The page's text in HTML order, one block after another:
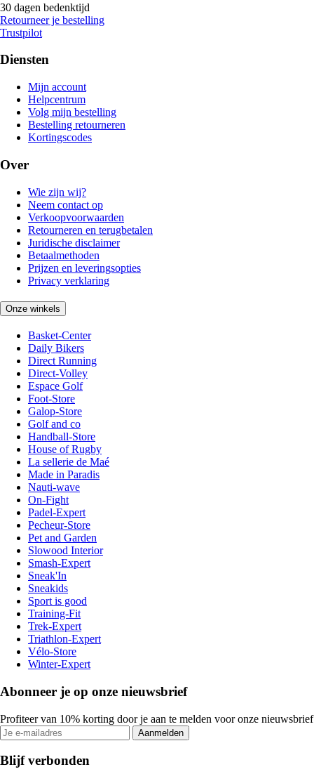
30 dagen bedenktijd
Retourneer je bestelling
Trustpilot
Diensten
Mijn account
Helpcentrum
Volg mijn bestelling
Bestelling retourneren
Kortingscodes
Over
Wie zijn wij?
Neem contact op
Verkoopvoorwaarden
Retourneren en terugbetalen
Juridische disclaimer
Betaalmethoden
Prijzen en leveringsopties
Privacy verklaring
Onze winkels
Basket-Center
Daily Bikers
Direct Running
Direct-Volley
Espace Golf
Foot-Store
Galop-Store
Golf and co
Handball-Store
House of Rugby
La sellerie de Maé
Made in Paradis
Nauti-wave
On-Fight
Padel-Expert
Pecheur-Store
Pet and Garden
Slowood Interior
Smash-Expert
Sneak'In
Sneakids
Sport is good
Training-Fit
Trek-Expert
Triathlon-Expert
Vélo-Store
Winter-Expert
Abonneer je op onze nieuwsbrief
Profiteer van 10% korting door je aan te melden voor onze nieuwsbrief
Aanmelden
Blijf verbonden